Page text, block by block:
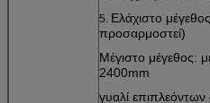
5. Ελάχιστο
προσαρμοστεί)
Μέγιστο μέγεθος:
2400mm
γυαλί